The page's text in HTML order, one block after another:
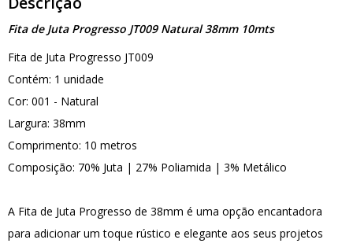
Fita de Juta Progresso JT009 Natural 38mm 10mts
Fita de Juta Progresso JT009
Contém: 1 unidade
Cor: 001 - Natural
Largura: 38mm
Comprimento: 10 metros
Composição: 70% Juta | 27% Poliamida | 3% Metálico
A Fita de Juta Progresso de 38mm é uma opção encantadora
para adicionar um toque rústico e elegante aos seus projetos